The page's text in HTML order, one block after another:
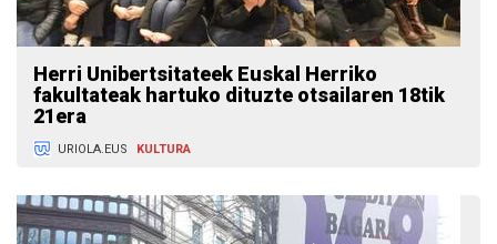
Herri Unibertsitateek Euskal Herriko
fakultateak hartuko dituzte otsailaren 18tik
21era
URIOLA.EUS KULTURA